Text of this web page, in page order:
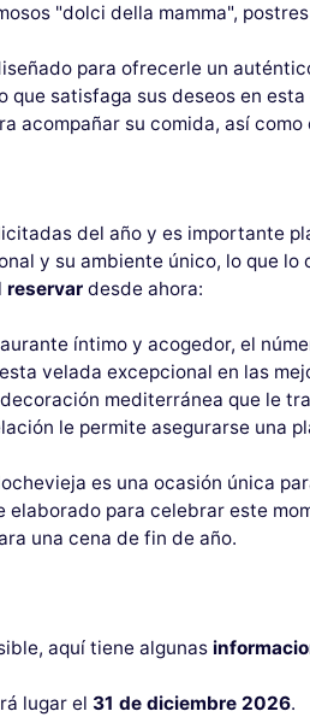
"dolci della mamma",
para ofrecerle un
satisfaga sus deseos en
acompañar su comida, así
del año y es importante
y su ambiente único, lo que
reservar desde ahora:
íntimo y acogedor, el
velada excepcional en las
mediterránea que le
le permite asegurarse una
es una ocasión única
elaborado para celebrar este
una cena de fin de año.
aquí tiene algunas
lugar el 31 de diciembre 2026.